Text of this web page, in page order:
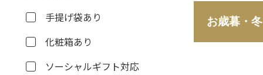
お歳暮・
手提げ袋あり
化粧箱あり
ソーシャルギフト対応